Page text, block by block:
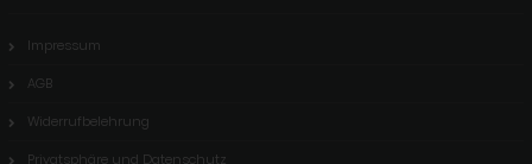
Impressum
AGB
Widerrufbelehrung
Privatsphäre und Datenschutz